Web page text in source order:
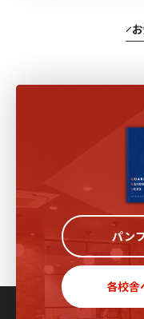
パン
各校舎